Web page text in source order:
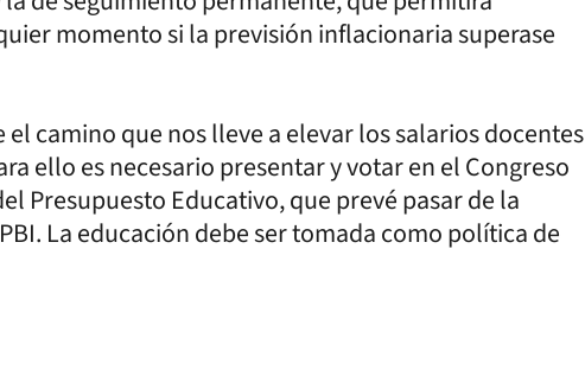
momento si la previsión inflacionaria superase
camino que nos lleve a elevar los salarios docentes
ello es necesario presentar y votar en el Congreso
Presupuesto Educativo, que prevé pasar de la
La educación debe ser tomada como política de